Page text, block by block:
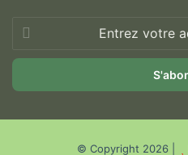
votre
adresse
© Copyright 2026 |